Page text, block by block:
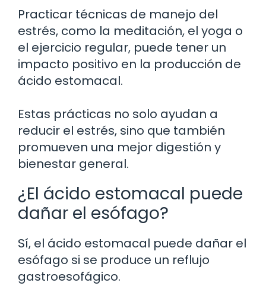
Practicar técnicas de manejo del
estrés, como la meditación, el yoga o
el ejercicio regular, puede tener un
impacto positivo en la producción de
ácido estomacal.
Estas prácticas no solo ayudan a
reducir el estrés, sino que también
promueven una mejor digestión y
bienestar general.
¿El ácido estomacal puede
dañar el esófago?
Sí, el ácido estomacal puede dañar el
esófago si se produce un reflujo
gastroesofágico.